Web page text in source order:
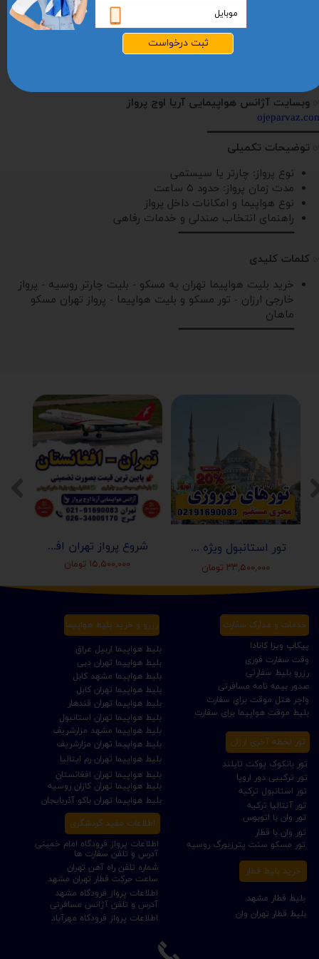
فروش آنلاین: 09354440427
وبسایت آژانس هواپیمایی آریا اوج پرواز
توضیحات تکمیلی
نوع پرواز: چارتر یا سیستمی
مدت زمان پرواز: حدود ۵ ساعت
نوع هواپیما و امکانات داخل پرواز
راهنمای انتخاب صندلی و خدمات رفاهی
━━━━━━━━━━━━━━━━━━
کلمات کلیدی
خرید بلیت هواپیما تهران به مسکو - بلیت چارتر روسیه - پرواز
خارجی ارزان - تور مسکو و بلیت هواپیما - پرواز تهران مسکو
ماهان
━━━━━━━━━━━━━━━━━━
شروع پرواز تهران افغانستان (کابل-مزارشریف-هرات-قندهار)
۱۵,۵۰۰,۰۰۰ تومان
تور استانبول ویژه عید نوروز 1405 | مجری مستقیم ✈️
۳۳,۵۰۰,۰۰۰ تومان
تور ترکیبی دور اروپا
رزرو بلیط سفارتی
پیکاپ ویزا کانادا
بلیط هواپیما تهران کابل
بلیط هواپیما تهران مزارشریف
بلیط هواپیما مشهد کابل
بلیط هواپیما تهران قندهار
بلیط هواپیما تهران افغانستان
بلیط هواپیما مشهد مزارشریف
بلیط قطار تهران وان
بلیط قطار مشهد
بلیط موقت هواپیما برای سفارت
واچر هتل موقت برای سفارت
بلیط هواپیما تهران رم ایتالیا
اطلاعات پرواز فرودگاه امام خمینی
بلیط هواپیما تهران دبی
بلیط هواپیما تهران باکو آذربایجان
بلیط هواپیما تهران استانبول
بلیط هواپیما تهران کازان روسیه
بلیط هواپیما اربیل عراق
صدور بیمه نامه مسافرتی
تور آنتالیا ترکیه
تور استانبول ترکیه
تور مسکو سنت پترزبورگ روسیه
تور وان با قطار
تور بانکوک پوکت تایلند
تور وان با اتوبوس
ساعت حرکت قطار تهران مشهد
خرید بلیط قطار
خدمات و مدارک سفارت رزرو و خرید بلیط هواپیما
تور لحظه آخری ارزان
شماره تلفن راه آهن تهران
وقت سفارت فوری
اطلاعات پرواز فرودگاه مهرآباد
اطلاعات پرواز فرودگاه مشهد
آدرس و تلفن سفارت ها
آدرس و تلفن آژانس مسافرتی
اطلاعات مفید گردشگری
ثبت درخواست